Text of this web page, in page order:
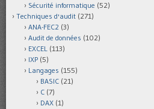
Sécurité informatique (52)
Techniques d'audit (271)
ANA-FEC2 (3)
Audit de données (102)
EXCEL (113)
IXP (5)
Langages (155)
BASIC (21)
C (7)
DAX (1)